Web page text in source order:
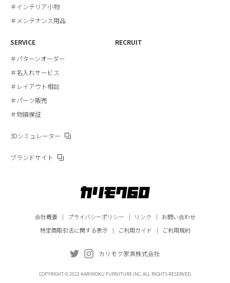
＃インテリア小物
＃メンテナンス用品
SERVICE
＃パターンオーダー
＃名入れサービス
＃レイアウト相談
＃パーツ販売
＃物損保証
RECRUIT
3Dシミュレーター
ブランドサイト
カリモク家具株式会社
会社概要 プライバシーポリシー リンク
お問い合わせ
特定商取引法に関する表示
ご利用ガイド ご利用規約
COPYRIGHT © 2022 KARIMOKU FURNITURE INC. ALL RIGHTS RESERVED.